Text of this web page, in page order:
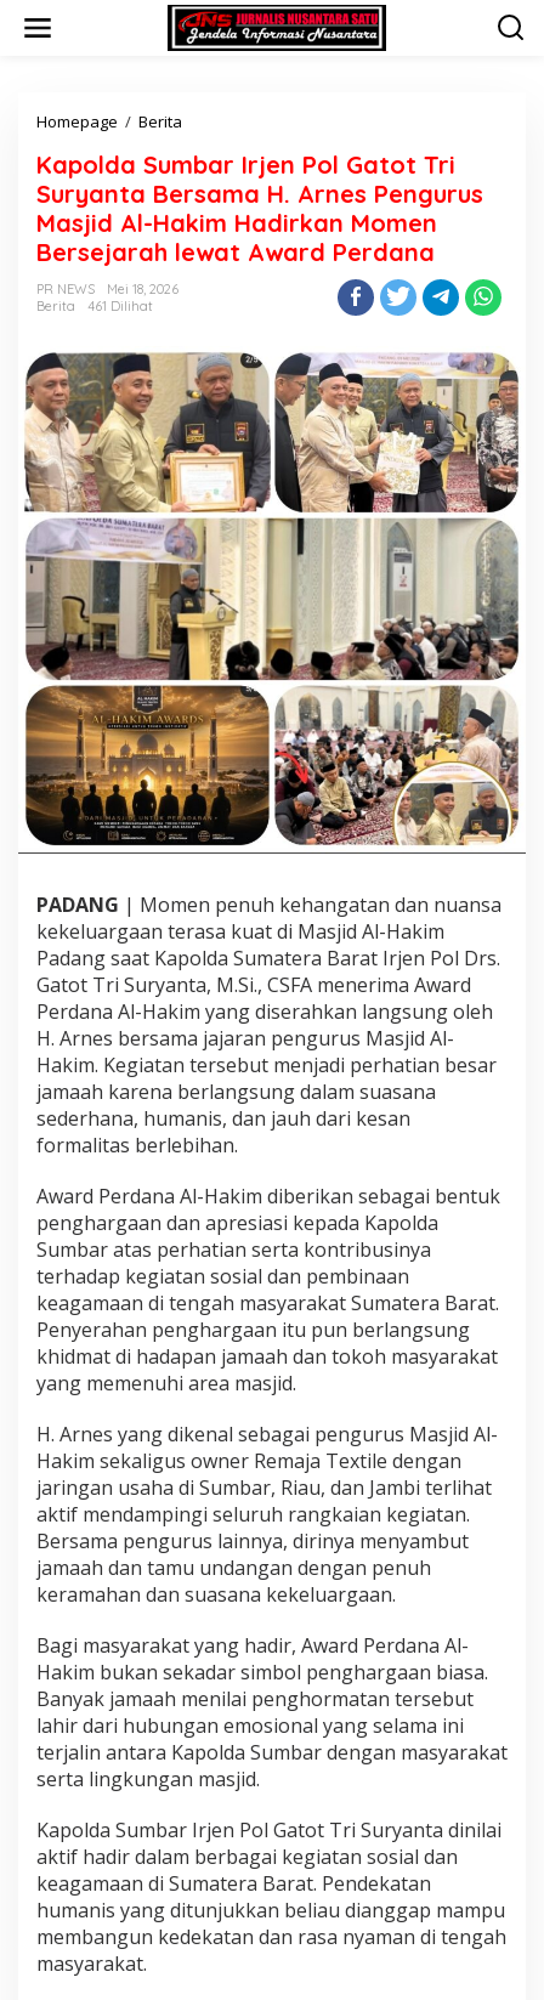
Homepage / Berita
p
o
l
d
a
a
I
r
j
e
n
P
o
l
G
a
t
o
t
T
r
i
S
u
r
y
a
a
B
e
s
a
m
a
H
.
A
r
e
s
P
e
n
g
u
r
u
s
a
s
i
d
A
l
-
H
k
m
H
a
d
i
k
a
n
M
o
m
Kapolda Sumbar Irjen Pol Gatot Tri
Suryanta Bersama H. Arnes Pengurus
Masjid Al-Hakim Hadirkan Momen
Bersejarah lewat Award Perdana
PR NEWS
Mei 18, 2026
Berita
461 Dilihat
PADANG | Momen penuh kehangatan dan nuansa
kekeluargaan terasa kuat di Masjid Al-Hakim
Padang saat Kapolda Sumatera Barat Irjen Pol Drs.
Gatot Tri Suryanta, M.Si., CSFA menerima Award
Perdana Al-Hakim yang diserahkan langsung oleh
H. Arnes bersama jajaran pengurus Masjid Al-
Hakim. Kegiatan tersebut menjadi perhatian besar
jamaah karena berlangsung dalam suasana
sederhana, humanis, dan jauh dari kesan
formalitas berlebihan.
Award Perdana Al-Hakim diberikan sebagai bentuk
penghargaan dan apresiasi kepada Kapolda
Sumbar atas perhatian serta kontribusinya
terhadap kegiatan sosial dan pembinaan
keagamaan di tengah masyarakat Sumatera Barat.
Penyerahan penghargaan itu pun berlangsung
khidmat di hadapan jamaah dan tokoh masyarakat
yang memenuhi area masjid.
H. Arnes yang dikenal sebagai pengurus Masjid Al-
Hakim sekaligus owner Remaja Textile dengan
jaringan usaha di Sumbar, Riau, dan Jambi terlihat
aktif mendampingi seluruh rangkaian kegiatan.
Bersama pengurus lainnya, dirinya menyambut
jamaah dan tamu undangan dengan penuh
keramahan dan suasana kekeluargaan.
Bagi masyarakat yang hadir, Award Perdana Al-
Hakim bukan sekadar simbol penghargaan biasa.
Banyak jamaah menilai penghormatan tersebut
lahir dari hubungan emosional yang selama ini
terjalin antara Kapolda Sumbar dengan masyarakat
serta lingkungan masjid.
Kapolda Sumbar Irjen Pol Gatot Tri Suryanta dinilai
aktif hadir dalam berbagai kegiatan sosial dan
keagamaan di Sumatera Barat. Pendekatan
humanis yang ditunjukkan beliau dianggap mampu
membangun kedekatan dan rasa nyaman di tengah
masyarakat.